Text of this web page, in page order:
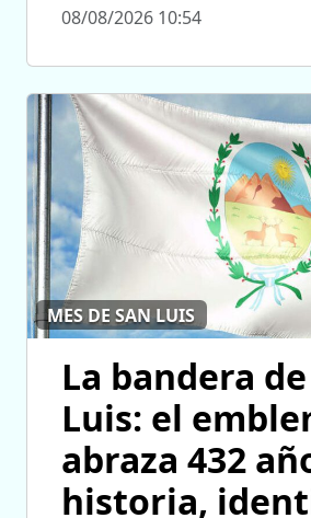
08/08/2026 10:54
MES DE SAN LUIS
La bandera
Luis: el
abraza 432
historia,